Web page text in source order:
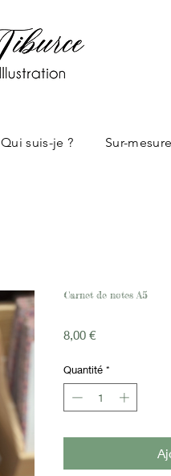
Qui suis-je ? Sur-mesure
Carnet de notes A5
8,00 €Prix
Quantité *